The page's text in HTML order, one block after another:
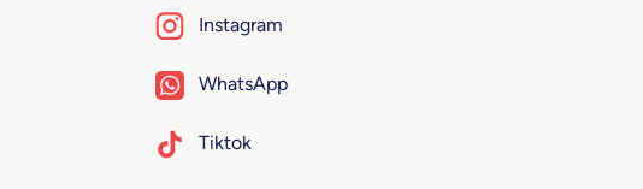
Instagram
WhatsApp
Tiktok